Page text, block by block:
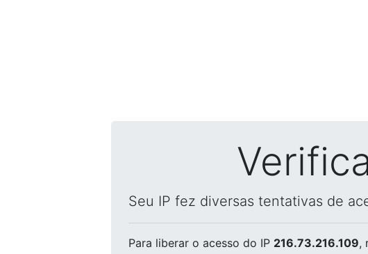
Seu IP fez diversas tentativas de
Para liberar o acesso do IP 216.73.216.109,